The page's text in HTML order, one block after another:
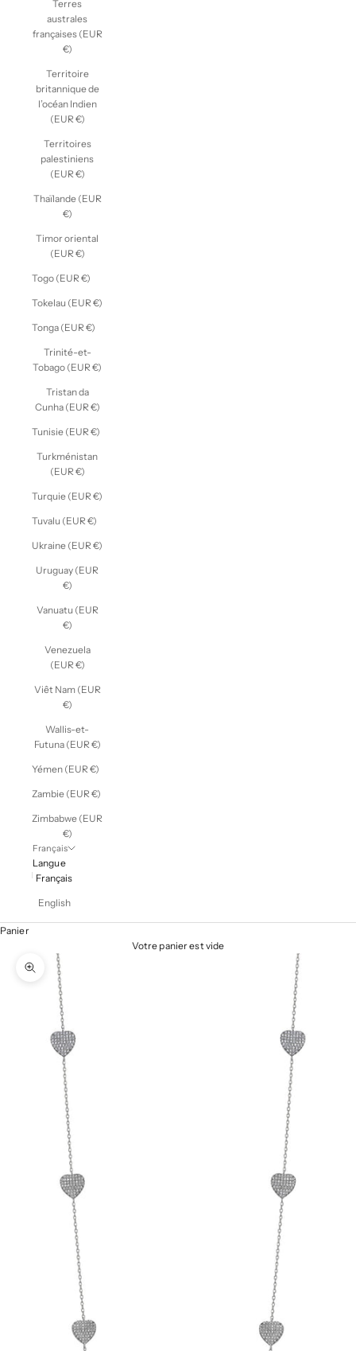
Terres
australes
françaises (EUR
€)
Territoire
britannique de
l’océan Indien
(EUR €)
Territoires
palestiniens
(EUR €)
Thaïlande (EUR
€)
Timor oriental
(EUR €)
Togo (EUR €)
Tokelau (EUR €)
Tonga (EUR €)
Trinité-et-
Tobago (EUR €)
Tristan da
Cunha (EUR €)
Tunisie (EUR €)
Turkménistan
(EUR €)
Turquie (EUR €)
Tuvalu (EUR €)
Ukraine (EUR €)
Uruguay (EUR
€)
Vanuatu (EUR
€)
Venezuela
(EUR €)
Viêt Nam (EUR
€)
Wallis-et-
Futuna (EUR €)
Yémen (EUR €)
Zambie (EUR €)
Zimbabwe (EUR
€)
Français
Langue
Français
English
Panier
Votre panier est vide
Zoomer sur l'image